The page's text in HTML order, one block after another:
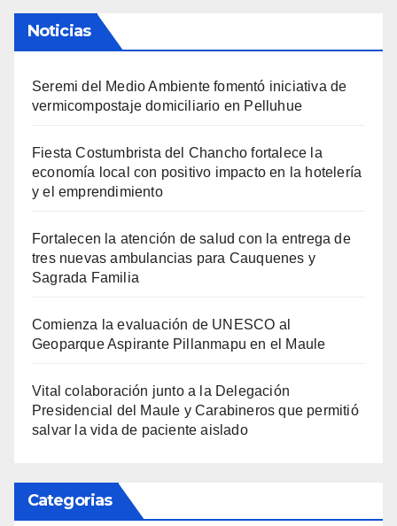
Noticias
Seremi del Medio Ambiente fomentó iniciativa de
vermicompostaje domiciliario en Pelluhue
Fiesta Costumbrista del Chancho fortalece la
economía local con positivo impacto en la hotelería
y el emprendimiento
Fortalecen la atención de salud con la entrega de
tres nuevas ambulancias para Cauquenes y
Sagrada Familia
Comienza la evaluación de UNESCO al
Geoparque Aspirante Pillanmapu en el Maule
Vital colaboración junto a la Delegación
Presidencial del Maule y Carabineros que permitió
salvar la vida de paciente aislado
Categorias